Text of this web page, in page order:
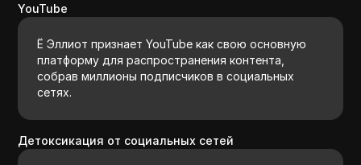
YouTube
Ё Эллиот признает YouTube как свою основную
платформу для распространения контента,
собрав миллионы подписчиков в социальных
сетях.
Детоксикация от социальных сетей